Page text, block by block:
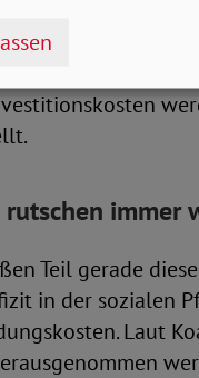
Bund stiehlt
etwa bei der
rutschen immer
Teil gerade
in der sozialen
Laut